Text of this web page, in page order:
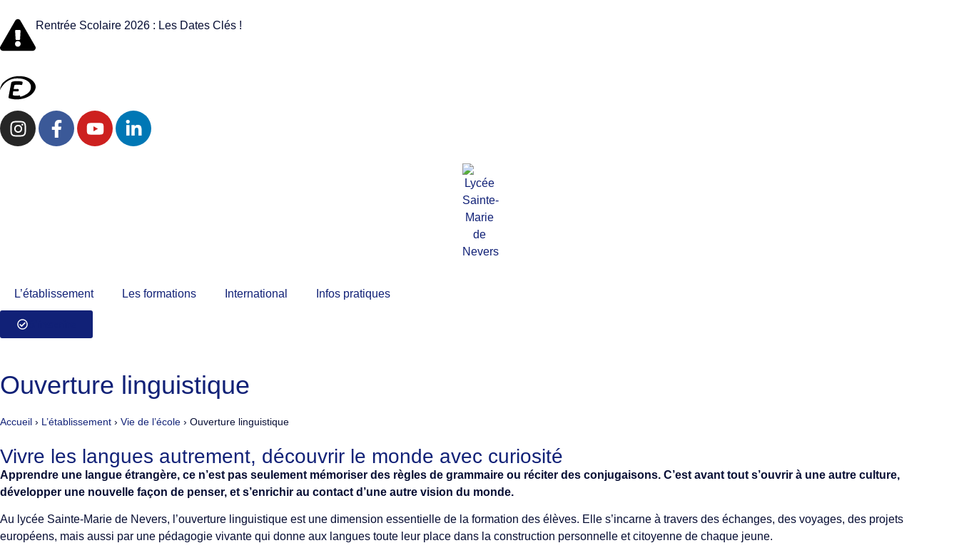
Rentrée Scolaire 2026 : Les Dates Clés !
L’établissement Les formations International Infos pratiques
Ouverture linguistique
Accueil › L’établissement › Vie de l’école › Ouverture linguistique
Vivre les langues autrement, découvrir le monde avec curiosité
Apprendre une langue étrangère, ce n’est pas seulement mémoriser des règles de grammaire ou réciter des conjugaisons. C’est avant tout s’ouvrir à une autre culture,
développer une nouvelle façon de penser, et s’enrichir au contact d’une autre vision du monde.
Au lycée Sainte-Marie de Nevers, l’ouverture linguistique est une dimension essentielle de la formation des élèves. Elle s’incarne à travers des échanges, des voyages, des projets
européens, mais aussi par une pédagogie vivante qui donne aux langues toute leur place dans la construction personnelle et citoyenne de chaque jeune.